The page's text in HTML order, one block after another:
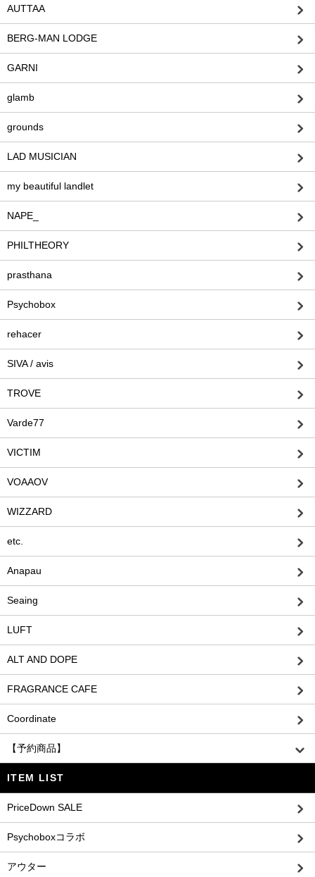
AUTTAA
BERG-MAN LODGE
GARNI
glamb
grounds
LAD MUSICIAN
my beautiful landlet
NAPE_
PHILTHEORY
prasthana
Psychobox
rehacer
SIVA / avis
TROVE
Varde77
VICTIM
VOAAOV
WIZZARD
etc.
Anapau
Seaing
LUFT
ALT AND DOPE
FRAGRANCE CAFE
Coordinate
【予約商品】
ITEM LIST
PriceDown SALE
Psychoboxコラボ
アウター